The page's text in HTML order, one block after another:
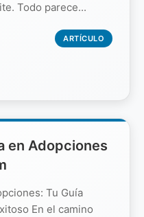
Todo parece...
ARTÍCULO
en Adopciones
Tu Guía
En el camino